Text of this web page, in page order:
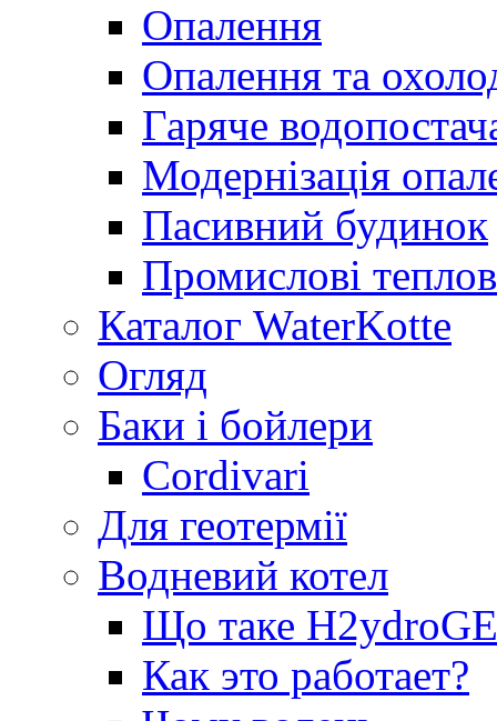
Опалення
Опалення та
Гаряче
Модернізація
Пасивний будинок
Промислові
Каталог WaterKotte
Огляд
Баки і бойлери
Cordivari
Для геотермії
Водневий котел
Що таке
Как это работает?